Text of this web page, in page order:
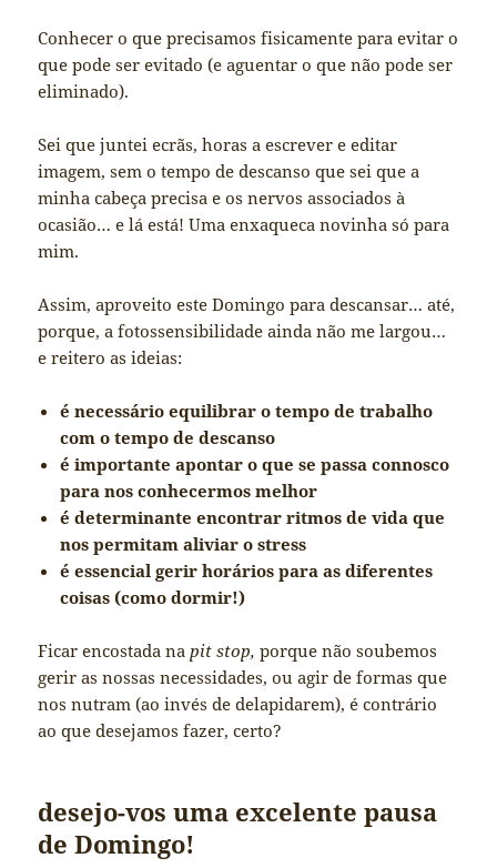
Conhecer o que precisamos fisicamente para evitar o
que pode ser evitado (e aguentar o que não pode ser
eliminado).
Sei que juntei ecrãs, horas a escrever e editar
imagem, sem o tempo de descanso que sei que a
minha cabeça precisa e os nervos associados à
ocasião… e lá está! Uma enxaqueca novinha só para
mim.
Assim, aproveito este Domingo para descansar… até,
porque, a fotossensibilidade ainda não me largou…
e reitero as ideias:
é necessário equilibrar o tempo de trabalho
com o tempo de descanso
é importante apontar o que se passa connosco
para nos conhecermos melhor
é determinante encontrar ritmos de vida que
nos permitam aliviar o stress
é essencial gerir horários para as diferentes
coisas (como dormir!)
Ficar encostada na pit stop, porque não soubemos
gerir as nossas necessidades, ou agir de formas que
nos nutram (ao invés de delapidarem), é contrário
ao que desejamos fazer, certo?
desejo-vos uma excelente pausa
de Domingo!